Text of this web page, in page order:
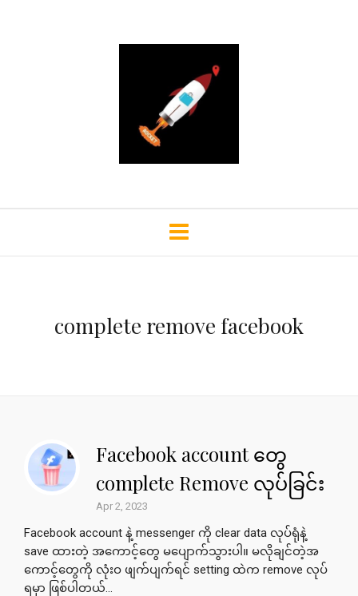
complete remove facebook
Facebook account တွေ
complete Remove လုပ်ခြင်း
Apr 2, 2023
Facebook account နဲ့ messenger ကို clear data လုပ်ရုံနဲ့
save ထားတဲ့ အကောင့်တွေ မပျောက်သွားပါ။ မလိုချင်တဲ့အ
ကောင့်တွေကို လုံးဝ ဖျက်ပျက်ရင် setting ထဲက remove လုပ်
ရမှာ ဖြစ်ပါတယ်...